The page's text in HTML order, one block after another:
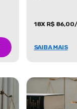
18X R$
SAIBA MAIS